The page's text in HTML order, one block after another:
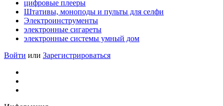
цифровые плееры
Штативы, моноподы и пульты для селфи
Электроинструменты
электронные сигареты
электронные системы умный дом
Войти или Зарегистрироваться